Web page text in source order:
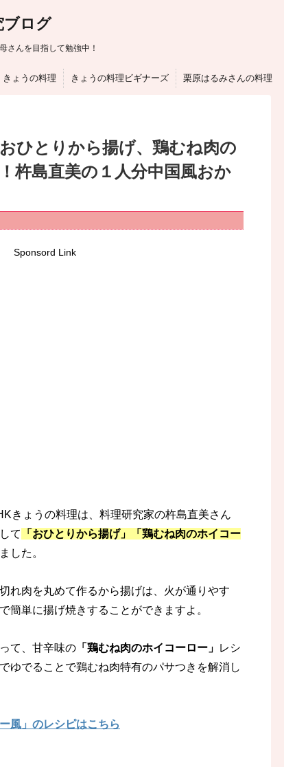
ブログ
さんを目指して勉強中！
きょうの料理 きょうの料理ビギナーズ 栗原はるみさんの料理
ひとりから揚げ、鶏むね肉の
杵島直美の１人分中国風おか
Sponsord Link
きょうの料理は、料理研究家の杵島直美さん
て
「おひとりから揚げ」「鶏むね肉のホイコー
した。
れ肉を丸めて作るから揚げは、火が通りやす
簡単に揚げ焼きすることができますよ。
て、甘辛味の 「鶏むね肉のホイコーロー」 レシ
ゆでることで鶏むね肉特有のパサつきを解消し
風」のレシピはこちら